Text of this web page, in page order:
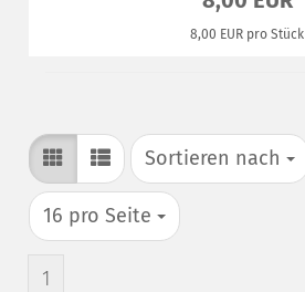
8,00 EUR pro Stück
Sortieren nach
Sortieren nach
16 pro Seite
pro Seite
1